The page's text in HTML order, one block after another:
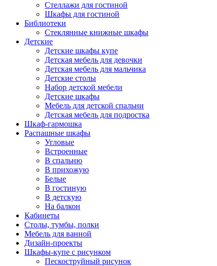
Стеллажи для гостиной
Шкафы для гостиной
Библиотеки
Стеклянные книжные шкафы
Детские
Детские шкафы купе
Детская мебель для девочки
Детская мебель для мальчика
Детские столы
Набор детской мебели
Детские шкафы
Мебель для детской спальни
Детская мебель для подростка
Шкаф-гармошка
Распашные шкафы
Угловые
Встроенные
В спальню
В прихожую
Белые
В гостиную
В детскую
На балкон
Кабинеты
Столы, тумбы, полки
Мебель для ванной
Дизайн-проекты
Шкафы-купе с рисунком
Пескоструйный рисунок